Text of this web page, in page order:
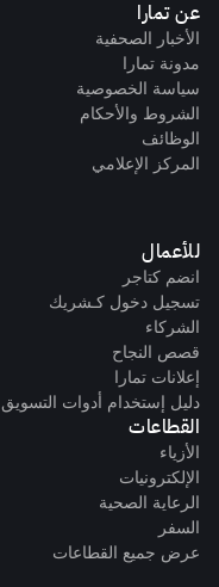
عن تمارا
الأخبار الصحفية
مدونة تمارا
سياسة الخصوصية
الشروط والأحكام
الوظائف
المركز الإعلامي
للأعمال
انضم كتاجر
تسجيل دخول كـشريك
الشركاء
قصص النجاح
إعلانات تمارا
دليل إستخدام أدوات التسويق
القطاعات
الأزياء
الإلكترونيات
الرعاية الصحية
السفر
عرض جميع القطاعات